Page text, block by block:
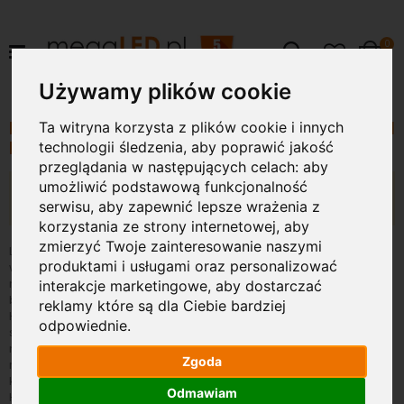
Używamy plików cookie
Ta witryna korzysta z plików cookie i innych
technologii śledzenia, aby poprawić jakość
przeglądania w następujących celach:aby
umożliwić podstawową funkcjonalność
serwisu,aby zapewnić lepsze wrażenia z
korzystania ze strony internetowej,aby
zmierzyć Twoje zainteresowanie naszymi
produktami i usługami oraz personalizować
interakcje marketingowe,aby dostarczać
reklamy które są dla Ciebie bardziej
odpowiednie.
Zgoda
Odmawiam
Szukaj Cart
0
LAMPY LED HEXAGON DO GARAŻU, STUDIA I
DETAILINGU
Nie możemy odnaleźć pasujących produktów do
zaznaczenia.
Lampy LED HEXAGON – nowoczesne oświetlenie do garażu,
warsztatu i detailingu Lampy LED HEXAGON to nowoczesne
modułowe systemy oświetlenia, które łączą designerski wygląd z
bardzo wysoką wydajnością świetlną. Geometryczne układy
HEXAGON doskonale sprawdzają się w garażach, warsztatach
samochodowych, studiach detailingowych, showroomach oraz
nowoczesnych przestrzeniach komercyjnych. Dzięki
równomiernemu światłu i wysokiej mocy lampy zapewniają
komfort pracy oraz efekt premium we wnętrzu. Oświetlenie
HEXAGON LED wyróżnia się energooszczędną technologią, długą